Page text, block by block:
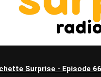
Surprise - Episode